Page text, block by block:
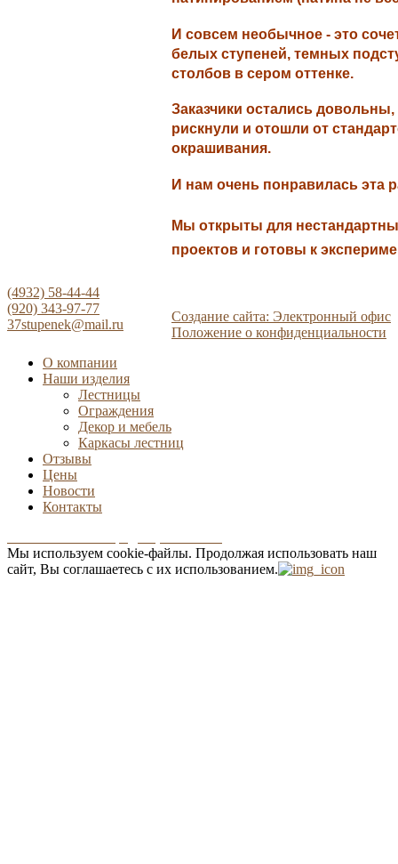
И совсем необычное - это
белых ступеней, темных
столбов в сером оттенке.
Заказчики остались довольны,
рискнули и отошли от
окрашивания.
И нам очень понравилась эта
Мы открыты для
проектов и готовы к
(4932) 58-44-44
(920) 343-97-77
37stupenek@mail.ru
Создание сайта: Электронный офис
Положение о конфиденциальности
О компании
Наши изделия
Лестницы
Ограждения
Декор и мебель
Каркасы лестниц
Отзывы
Цены
Новости
Контакты
Мы используем cookie-файлы. Продолжая использовать наш
сайт, Вы соглашаетесь с их использованием.